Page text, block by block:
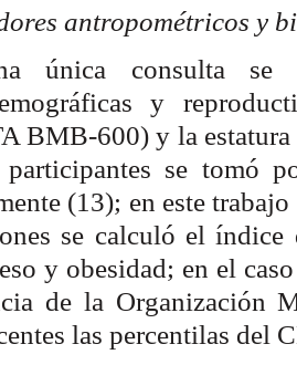
antropométricos y
única consulta se
y
BMB-600) y la
se tomó
(13); en este
se calculó el
y obesidad; en el
de la Organización
las percentilas del